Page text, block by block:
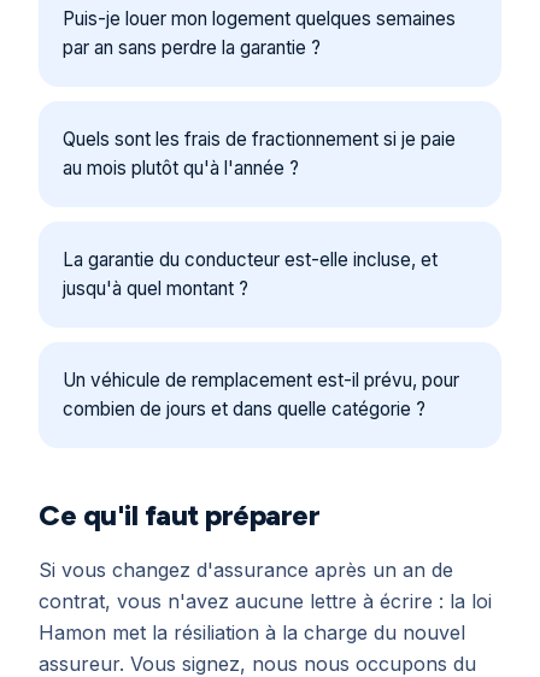
Puis-je louer mon logement quelques semaines
par an sans perdre la garantie ?
Quels sont les frais de fractionnement si je paie
au mois plutôt qu'à l'année ?
La garantie du conducteur est-elle incluse, et
jusqu'à quel montant ?
Un véhicule de remplacement est-il prévu, pour
combien de jours et dans quelle catégorie ?
Ce qu'il faut préparer
Si vous changez d'assurance après un an de
contrat, vous n'avez aucune lettre à écrire : la loi
Hamon met la résiliation à la charge du nouvel
assureur. Vous signez, nous nous occupons du